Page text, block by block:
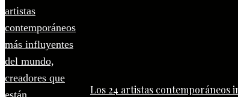
Los 24 artistas contemporáneos